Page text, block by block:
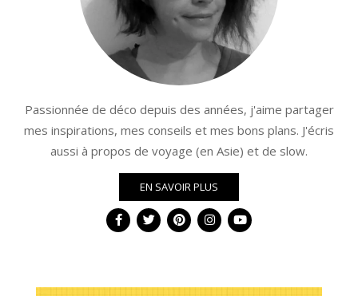
Passionnée de déco depuis des années, j'aime partager
mes inspirations, mes conseils et mes bons plans. J'écris
aussi à propos de voyage (en Asie) et de slow.
EN SAVOIR PLUS